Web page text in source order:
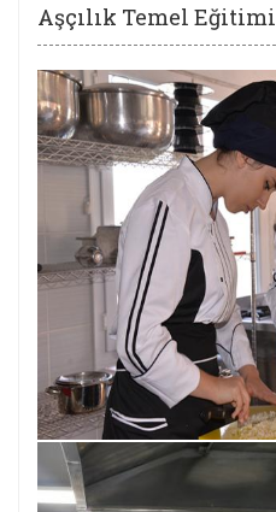
Aşçılık Temel Eğitimi